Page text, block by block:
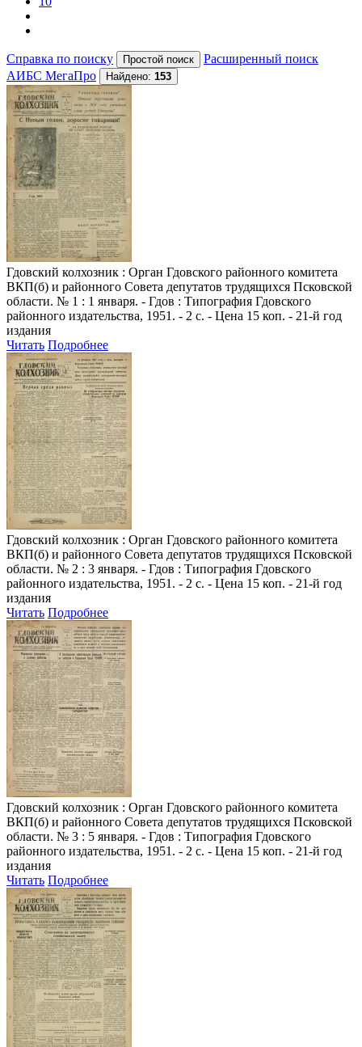
Справка по поиску
Расширенный поиск
АИБС МегаПро
Найдено: 153
Гдовский колхозник : Орган Гдовского районного комитета
ВКП(б) и районного Совета депутатов трудящихся Псковской
области. № 1 : 1 января. - Гдов : Типография Гдовского
районного издательства, 1951. - 2 с. - Цена 15 коп. - 21-й год
издания
Читать Подробнее
Гдовский колхозник : Орган Гдовского районного комитета
ВКП(б) и районного Совета депутатов трудящихся Псковской
области. № 2 : 3 января. - Гдов : Типография Гдовского
районного издательства, 1951. - 2 с. - Цена 15 коп. - 21-й год
издания
Читать Подробнее
Гдовский колхозник : Орган Гдовского районного комитета
ВКП(б) и районного Совета депутатов трудящихся Псковской
области. № 3 : 5 января. - Гдов : Типография Гдовского
районного издательства, 1951. - 2 с. - Цена 15 коп. - 21-й год
издания
Читать Подробнее